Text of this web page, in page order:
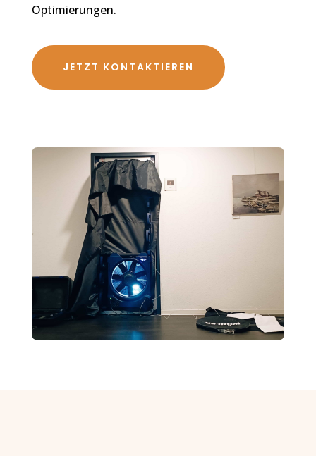
Optimierungen.
JETZT KONTAKTIEREN